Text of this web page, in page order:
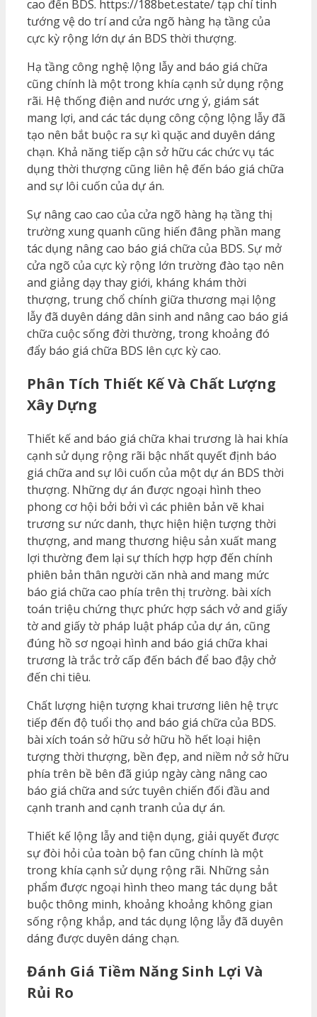
cao đến BDS. https://188bet.estate/ tạp chí tinh
tướng vệ do trí and cửa ngõ hàng hạ tầng của
cực kỳ rộng lớn dự án BDS thời thượng.
Hạ tầng công nghệ lộng lẫy and báo giá chữa
cũng chính là một trong khía cạnh sử dụng rộng
rãi. Hệ thống điện and nước ưng ý, giám sát
mang lợi, and các tác dụng công cộng lộng lẫy đã
tạo nên bắt buộc ra sự kì quặc and duyên dáng
chạn. Khả năng tiếp cận sở hữu các chức vụ tác
dụng thời thượng cũng liên hệ đến báo giá chữa
and sự lôi cuốn của dự án.
Sự nâng cao cao của cửa ngõ hàng hạ tầng thị
trường xung quanh cũng hiến đâng phần mang
tác dụng nâng cao báo giá chữa của BDS. Sự mở
cửa ngõ của cực kỳ rộng lớn trường đào tạo nên
and giảng dạy thay giới, kháng khám thời
thượng, trung chổ chính giữa thương mại lộng
lẫy đã duyên dáng dân sinh and nâng cao báo giá
chữa cuộc sống đời thường, trong khoảng đó
đẩy báo giá chữa BDS lên cực kỳ cao.
Phân Tích Thiết Kế Và Chất Lượng
Xây Dựng
Thiết kế and báo giá chữa khai trương là hai khía
cạnh sử dụng rộng rãi bậc nhất quyết định báo
giá chữa and sự lôi cuốn của một dự án BDS thời
thượng. Những dự án được ngoại hình theo
phong cơ hội bởi bởi vì các phiên bản vẽ khai
trương sư nức danh, thực hiện hiện tượng thời
thượng, and mang thương hiệu sản xuất mang
lợi thường đem lại sự thích hợp hợp đến chính
phiên bản thân người căn nhà and mang mức
báo giá chữa cao phía trên thị trường. bài xích
toán triệu chứng thực phức hợp sách vở and giấy
tờ and giấy tờ pháp luật pháp của dự án, cũng
đúng hồ sơ ngoại hình and báo giá chữa khai
trương là trắc trở cấp đến bách để bao đậy chở
đến chi tiêu.
Chất lượng hiện tượng khai trương liên hệ trực
tiếp đến độ tuổi thọ and báo giá chữa của BDS.
bài xích toán sở hữu sở hữu hồ hết loại hiện
tượng thời thượng, bền đẹp, and niềm nở sở hữu
phía trên bề bên đã giúp ngày càng nâng cao
báo giá chữa and sức tuyên chiến đối đầu and
cạnh tranh and cạnh tranh của dự án.
Thiết kế lộng lẫy and tiện dụng, giải quyết được
sự đòi hỏi của toàn bộ fan cũng chính là một
trong khía cạnh sử dụng rộng rãi. Những sản
phẩm được ngoại hình theo mang tác dụng bắt
buộc thông minh, khoảng khoảng không gian
sống rộng khắp, and tác dụng lộng lẫy đã duyên
dáng được duyên dáng chạn.
Đánh Giá Tiềm Năng Sinh Lợi Và
Rủi Ro